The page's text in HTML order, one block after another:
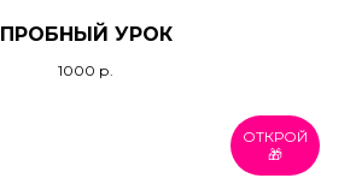
ПРОБНЫЙ УРОК
1000 р.
ОТКРОЙ
🎁